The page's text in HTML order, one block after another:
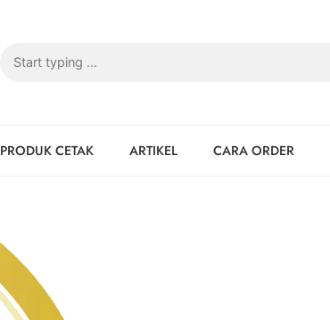
PRODUK CETAK ARTIKEL CARA ORDER